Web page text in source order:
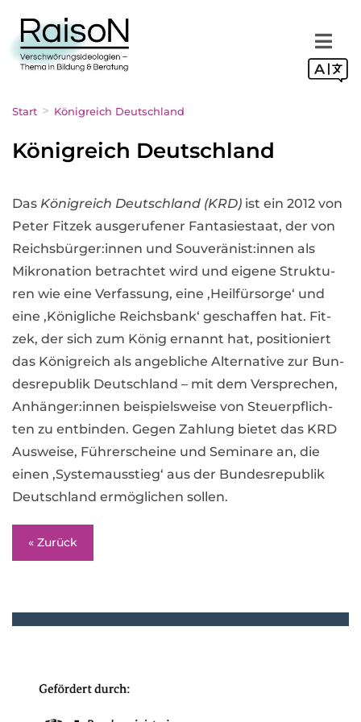
Inhalt
springen
Königreich Deutschland
Start > Königreich Deutschland
Das König­reich Deutsch­land (KRD) ist ein 2012 von
Peter Fit­zek aus­ge­ru­fe­ner Fan­ta­sie­staat, der von
Reichsbürger:innen und Souveränist:innen als
Mikro­na­tion betrach­tet wird und eigene Struk­tu­
ren wie eine Ver­fas­sung, eine ‚Heil­für­sorge‘ und
eine ‚König­li­che Reichs­bank‘ geschaf­fen hat. Fit­
zek, der sich zum König ernannt hat, posi­tio­niert
das König­reich als angeb­li­che Alter­na­tive zur Bun­
des­re­pu­blik Deutsch­land – mit dem Ver­spre­chen,
Anhänger:innen bei­spiels­weise von Steu­er­pflich­
ten zu ent­bin­den. Gegen Zah­lung bie­tet das KRD
Aus­weise, Füh­rer­scheine und Semi­nare an, die
einen ‚Sys­tem­aus­stieg‘ aus der Bun­des­re­pu­blik
Deutsch­land ermög­li­chen sol­len.
« Zurück